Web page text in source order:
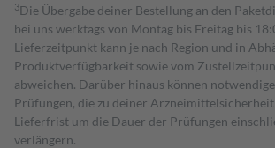
3Die Übergabe deiner Bestellung an den
bei uns werktags von Montag bis Freitag bis
Lieferzeitpunkt kann je nach Region und in
Produktverfügbarkeit sowie vom
abweichen. Darüber hinaus können
Prüfungen, die zu deiner
Lieferfrist um die Dauer der Prüfungen
verlängern.